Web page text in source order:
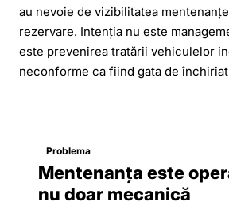
au nevoie de vizibilitatea
rezervare. Intenția nu este
este prevenirea tratării vehiculelor
neconforme ca fiind gata de
Problema
Mentenanța este
nu doar mecanică